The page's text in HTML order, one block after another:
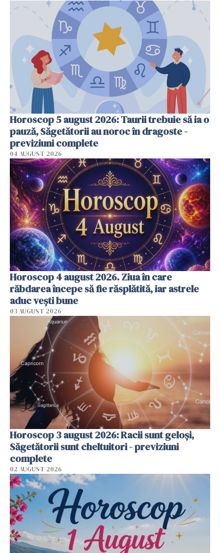
Horoscop 5 august 2026: Taurii trebuie să ia o
pauză, Săgetătorii au noroc în dragoste -
previziuni complete
04 AUGUST 2026
Horoscop 4 august 2026. Ziua în care
răbdarea începe să fie răsplătită, iar astrele
aduc vești bune
03 AUGUST 2026
Horoscop 3 august 2026: Racii sunt geloși,
Săgetătorii sunt cheltuitori - previziuni
complete
02 AUGUST 2026